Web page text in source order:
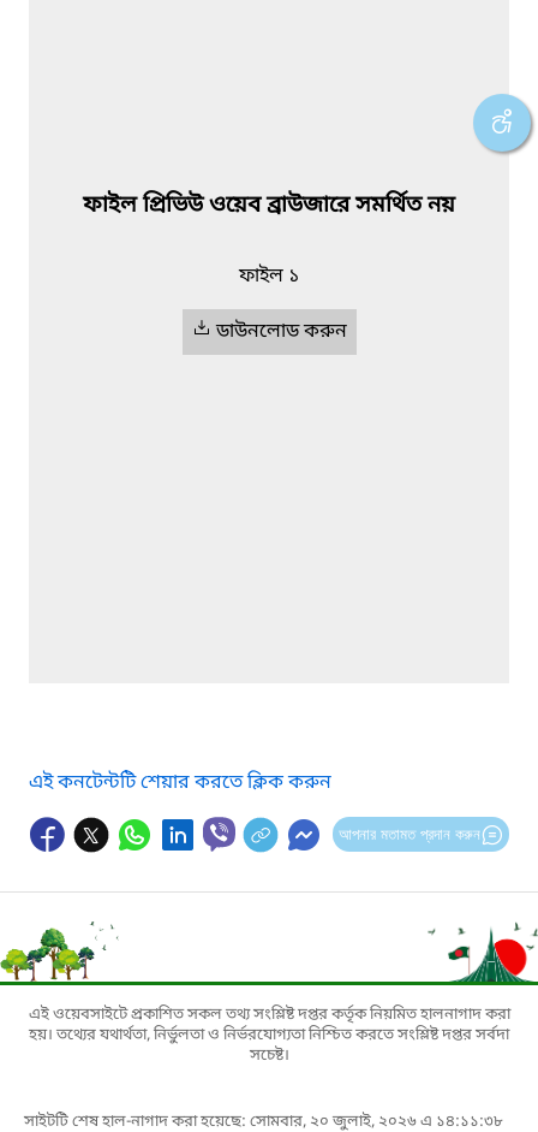
ফাইল প্রিভিউ ওয়েব ব্রাউজারে সমর্থিত নয়
ফাইল ১
ডাউনলোড করুন
এই কনটেন্টটি শেয়ার করতে ক্লিক করুন
আপনার মতামত প্রদান করুন
এই ওয়েবসাইটে প্রকাশিত সকল তথ্য সংশ্লিষ্ট দপ্তর কর্তৃক নিয়মিত হালনাগাদ করা
হয়। তথ্যের যথার্থতা, নির্ভুলতা ও নির্ভরযোগ্যতা নিশ্চিত করতে সংশ্লিষ্ট দপ্তর সর্বদা
সচেষ্ট।
সাইটটি শেষ হাল-নাগাদ করা হয়েছে: সোমবার, ২০ জুলাই, ২০২৬ এ ১৪:১১:৩৮